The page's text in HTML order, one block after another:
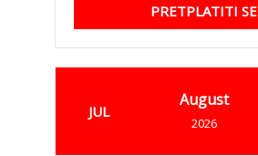
PRETPLATITI SE
JUL
August
2026